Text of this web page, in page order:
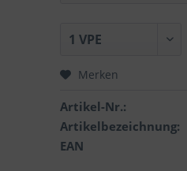
Merken
Artikel-Nr.:
Artikelbezeichnung:
EAN